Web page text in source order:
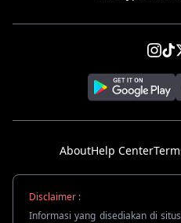
AboutHelp Center
Disclaimer :
Informasi yang disediakan di